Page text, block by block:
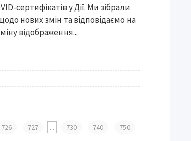
сертифікатів у Дії. Ми зібрали
нових змін та відповідаємо на
відображення...
726 727 ... 730 740
750